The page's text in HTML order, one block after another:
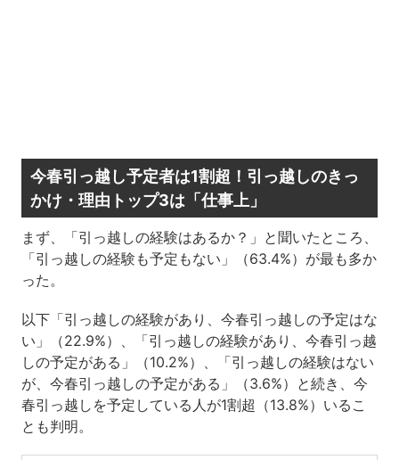
今春引っ越し予定者は1割超！引っ越しのきっ
かけ・理由トップ3は「仕事上」
まず、「引っ越しの経験はあるか？」と聞いたところ、
「引っ越しの経験も予定もない」（63.4%）が最も多か
った。
以下「引っ越しの経験があり、今春引っ越しの予定はな
い」（22.9%）、「引っ越しの経験があり、今春引っ越
しの予定がある」（10.2%）、「引っ越しの経験はない
が、今春引っ越しの予定がある」（3.6%）と続き、今
春引っ越しを予定している人が1割超（13.8%）いるこ
とも判明。